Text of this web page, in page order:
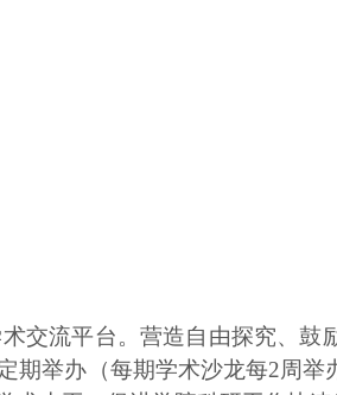
交流平台。营造自由探究、鼓
期举办（每期学术沙龙每2周举